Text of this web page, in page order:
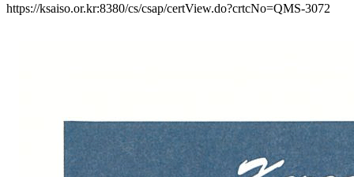
https://ksaiso.or.kr:8380/cs/csap/certView.do?crtcNo=QMS-3072